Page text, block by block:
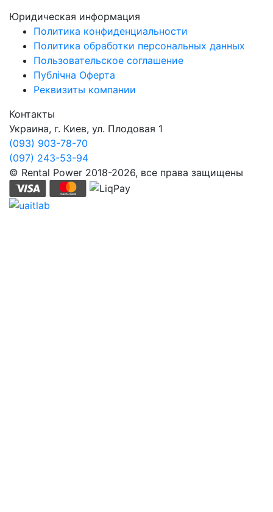
Юридическая информация
Политика конфиденциальности
Политика обработки персональных данных
Пользовательское соглашение
Публічна Оферта
Реквизиты компании
Контакты
Украина, г. Киев, ул. Плодовая 1
(093) 903-78-70
(097) 243-53-94
© Rental Power 2018-2026, все права защищены